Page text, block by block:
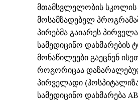
მთამსვლელობის სკოლის
მოსამზადებელ
პირებმა გაიარეს
სამედიცინო დახმარების
მონაწილეები გაეცნენ
როგორიცაა
პირველადი
სამედიცინო დახმარება